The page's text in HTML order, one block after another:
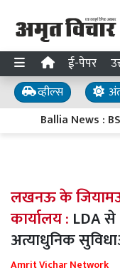
ई-पेपर
व्हील्स
Ballia News :
लखनऊ के जियामऊ
कार्यालय : LDA से
अत्याधुनिक
Amrit Vichar Network